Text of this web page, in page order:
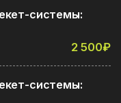
системы:
2 500₽
системы: